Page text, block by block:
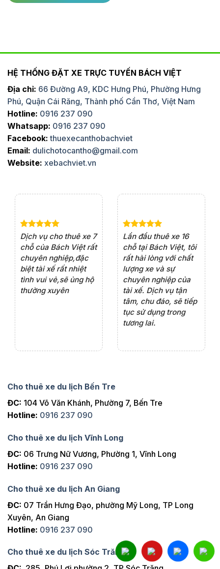
HỆ THỐNG ĐẶT XE TRỰC TUYẾN BÁCH VIỆT
Địa chỉ: 66 Đường A9, KDC Hưng Phú, Phường Hưng
Phú, Quận Cái Răng, Thành phố Cần Thơ, Việt Nam
Hotline: 0916 237 090
Whatsapp: 0916 237 090
Facebook: thuexecanthobachviet
Email: dulichotocantho@gmail.com
Website: xebachviet.vn
Dịch vụ cho thuê xe 7
chỗ của Bách Việt rất
chuyên nghiệp,đặc
biệt tài xế rất nhiệt
tình vui vẻ,sẽ ủng hộ
thường xuyên
Lần đầu thuê xe 16
chỗ tại Bách Việt, tôi
rất hài lòng với chất
lượng xe và sự
chuyên nghiệp của
tài xế. Dịch vụ tận
tâm, chu đáo, sẽ tiếp
tục sử dụng trong
tương lai.
Cho thuê xe du lịch Bến Tre
ĐC: 104 Võ Văn Khánh, Phường 7, Bến Tre
Hotline: 0916 237 090
Cho thuê xe du lịch Vĩnh Long
ĐC: 06 Trưng Nữ Vương, Phường 1, Vĩnh Long
Hotline: 0916 237 090
Cho thuê xe du lịch An Giang
ĐC: 07 Trần Hưng Đạo, phường Mỹ Long, TP Long
Xuyên, An Giang
Hotline: 0916 237 090
Cho thuê xe du lịch Sóc Trăng